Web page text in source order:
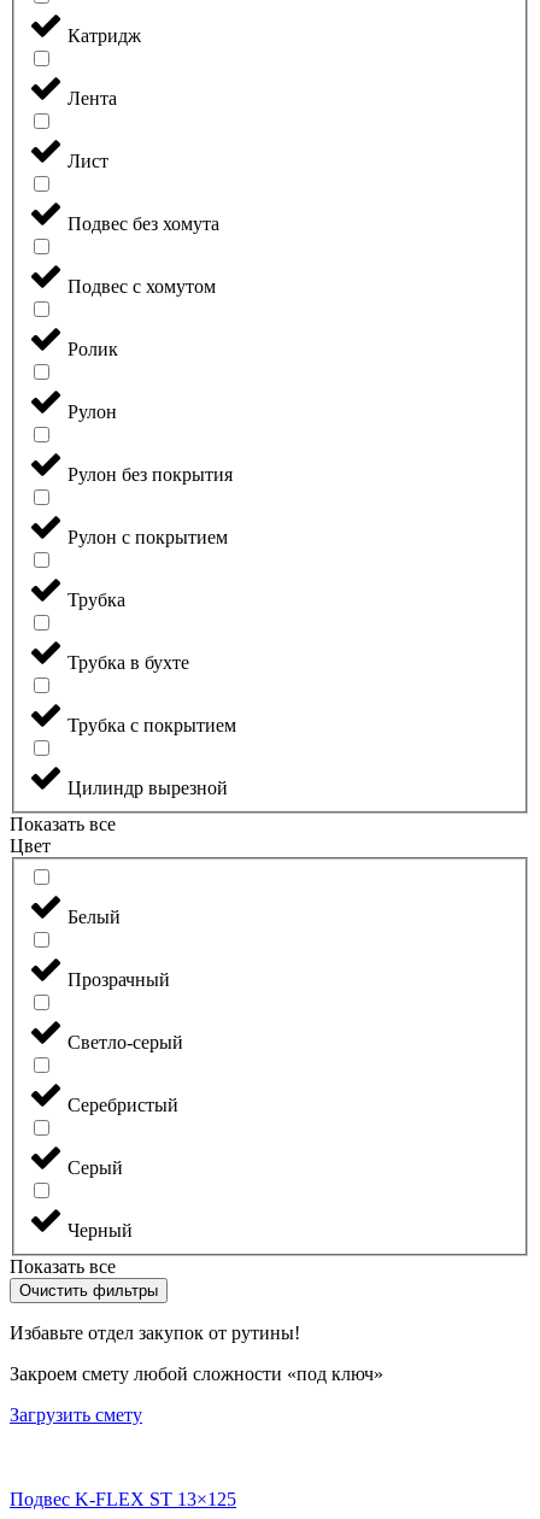
Катридж
Лента
Лист
Подвес без хомута
Подвес с хомутом
Ролик
Рулон
Рулон без покрытия
Рулон с покрытием
Трубка
Трубка в бухте
Трубка с покрытием
Цилиндр вырезной
Показать все
Цвет
Белый
Прозрачный
Светло-серый
Серебристый
Серый
Черный
Показать все
Очистить фильтры
Избавьте отдел закупок от рутины!
Закроем смету любой сложности «под ключ»
Загрузить смету
Подвес K-FLEX ST 13×125